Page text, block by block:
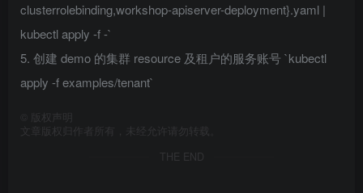
clusterrolebinding,workshop-apiserver-deployment}.yaml |
kubectl apply -f -`
5. 创建 demo 的集群 resource 及租户的服务账号 `kubectl
apply -f examples/tenant`
版权声明
文章版权归作者所有，未经允许请勿转载。
THE END